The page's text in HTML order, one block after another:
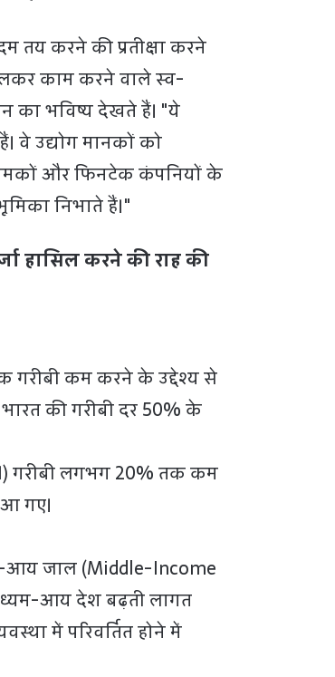
तय करने की प्रतीक्षा करने
काम करने वाले स्व-
भविष्य देखते हैं। "ये
वे उद्योग मानकों को
और फिनटेक कंपनियों के
निभाते हैं।"
हासिल करने की राह की
गरीबी कम करने के उद्देश्य से
की गरीबी दर 50% के
गरीबी लगभग 20% तक कम
गए।
आय जाल (Middle-Income
आय देश बढ़ती लागत
में परिवर्तित होने में